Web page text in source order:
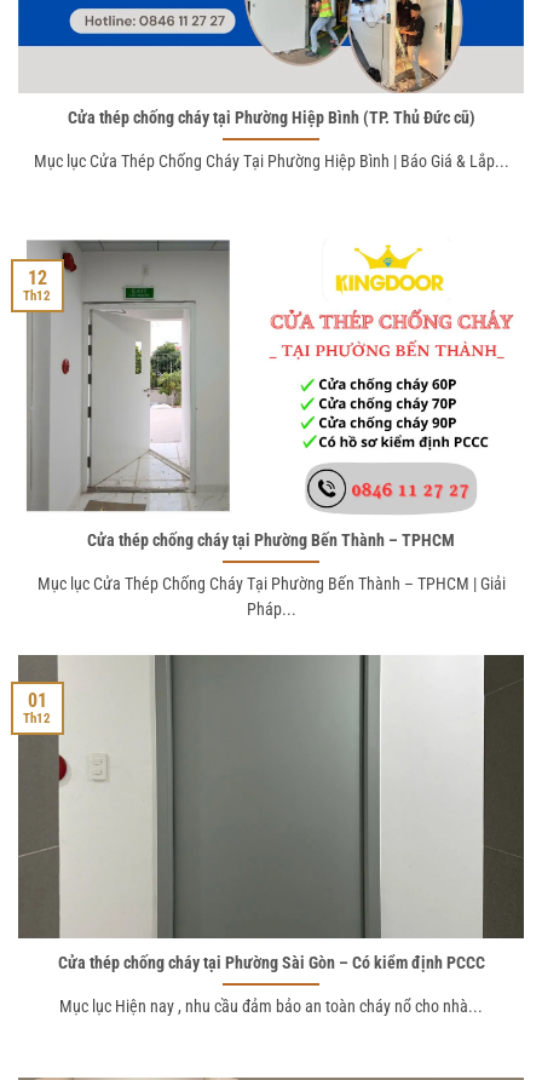
Cửa thép chống cháy tại Phường Hiệp Bình (TP. Thủ Đức cũ)
Mục lục Cửa Thép Chống Cháy Tại Phường Hiệp Bình | Báo Giá & Lắp...
Cửa thép chống cháy tại Phường Bến Thành – TPHCM
Mục lục Cửa Thép Chống Cháy Tại Phường Bến Thành – TPHCM | Giải
Pháp...
12
Th12
Cửa thép chống cháy tại Phường Sài Gòn – Có kiểm định PCCC
Mục lục Hiện nay , nhu cầu đảm bảo an toàn cháy nổ cho nhà...
01
Th12